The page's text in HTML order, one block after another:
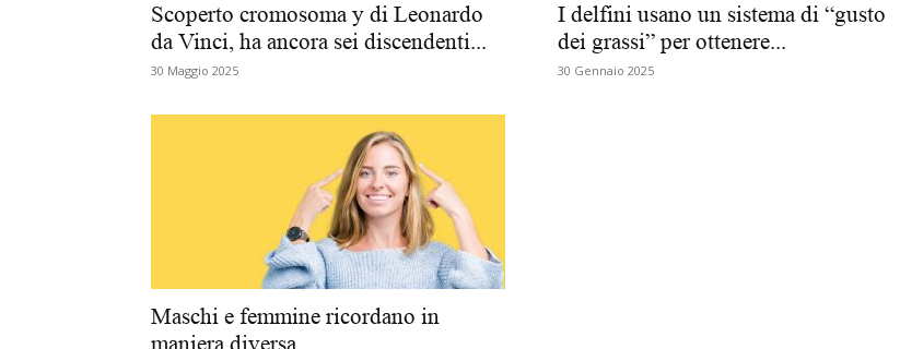
Scoperto cromosoma y di Leonardo
da Vinci, ha ancora sei discendenti...
30 Maggio 2025
I delfini usano un sistema di “gusto
dei grassi” per ottenere...
30 Gennaio 2025
Maschi e femmine ricordano in
maniera diversa